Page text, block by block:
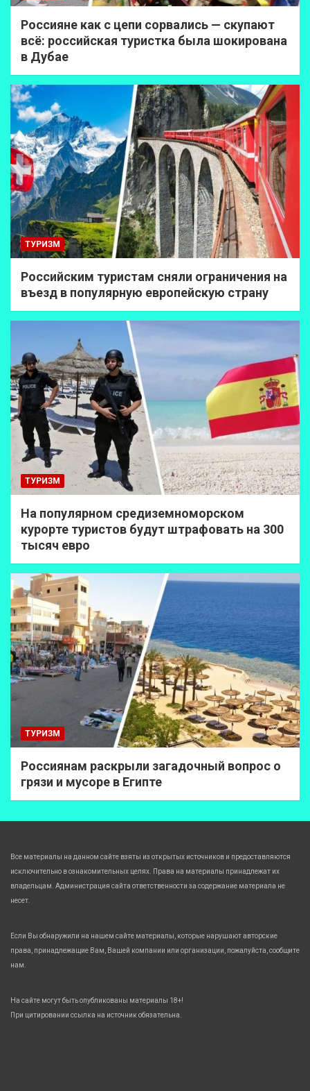
Россияне как с цепи сорвались — скупают
всё: российская туристка была шокирована
в Дубае
ТУРИЗМ
Российским туристам сняли ограничения на
въезд в популярную европейскую страну
ТУРИЗМ
На популярном средиземноморском
курорте туристов будут штрафовать на 300
тысяч евро
ТУРИЗМ
Россиянам раскрыли загадочный вопрос о
грязи и мусоре в Египте
Все материалы на данном сайте взяты из открытых источников и предоставляются
исключительно в ознакомительных целях. Права на материалы принадлежат их
владельцам. Администрация сайта ответственности за содержание материала не
несет.
Если Вы обнаружили на нашем сайте материалы, которые нарушают авторские
права, принадлежащие Вам, Вашей компании или организации, пожалуйста, сообщите
нам.
На сайте могут быть опубликованы материалы 18+!
При цитировании ссылка на источник обязательна.